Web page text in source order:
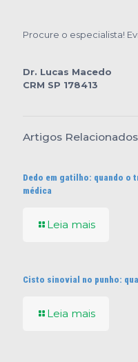
Procure o especialista!
Dr. Lucas Macedo
CRM SP 178413
Artigos Relacionados
Dedo em gatilho: quando o
médica
Leia mais
Cisto sinovial no punho:
Leia mais